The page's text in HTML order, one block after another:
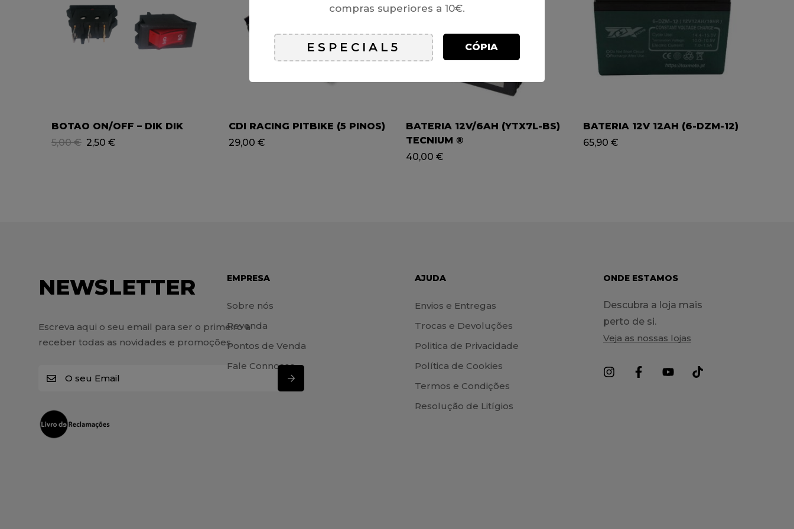
BOTAO ON/OFF – DIK DIK
5,00€ 2,50 €
CDI RACING PITBIKE (5 PINOS)
29,00 €
BATERIA 12V/6AH (YTX7L-BS)
TECNIUM ®
40,00 €
BATERIA 12V 12AH (6-DZM-12)
65,90 €
NEWSLETTER
Escreva aqui o seu email para ser o primeiro a
receber todas as novidades e promoções.
EMPRESA
Sobre nós
Revenda
Pontos de Venda
Fale Connosco
AJUDA
Envios e Entregas
Trocas e Devoluções
Politica de Privacidade
Política de Cookies
Termos e Condições
Resolução de Litígios
ONDE ESTAMOS
Descubra a loja mais
perto de si.
Veja as nossas lojas
compras superiores a 10€.
CÓPIA